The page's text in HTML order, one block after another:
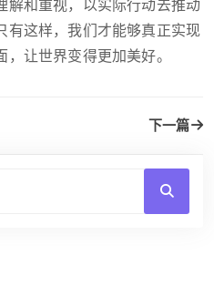
解和重视，以实际行动去推动
有这样，我们才能够真正实现
让世界变得更加美好。
下一篇